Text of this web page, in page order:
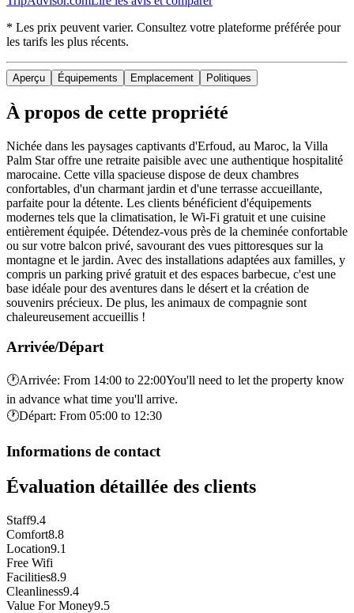
* Les prix peuvent varier. Consultez votre plateforme préférée pour
les tarifs les plus récents.
Aperçu Équipements Emplacement Politiques
À propos de cette propriété
Nichée dans les paysages captivants d'Erfoud, au Maroc, la Villa
Palm Star offre une retraite paisible avec une authentique hospitalité
marocaine. Cette villa spacieuse dispose de deux chambres
confortables, d'un charmant jardin et d'une terrasse accueillante,
parfaite pour la détente. Les clients bénéficient d'équipements
modernes tels que la climatisation, le Wi-Fi gratuit et une cuisine
entièrement équipée. Détendez-vous près de la cheminée confortable
ou sur votre balcon privé, savourant des vues pittoresques sur la
montagne et le jardin. Avec des installations adaptées aux familles, y
compris un parking privé gratuit et des espaces barbecue, c'est une
base idéale pour des aventures dans le désert et la création de
souvenirs précieux. De plus, les animaux de compagnie sont
chaleureusement accueillis !
Arrivée/Départ
🕐Arrivée: From 14:00 to 22:00You'll need to let the property know
in advance what time you'll arrive.
🕐Départ: From 05:00 to 12:30
Informations de contact
Évaluation détaillée des clients
Staff9.4
Comfort8.8
Location9.1
Free Wifi
Facilities8.9
Cleanliness9.4
Value For Money9.5